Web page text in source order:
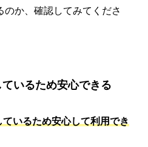
のか、確認してみてくださ
いるため安心できる
いるため安心して利用でき